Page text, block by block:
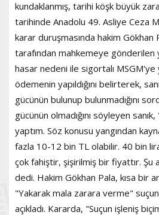
kundaklanmış, tarihi köşk büyük
tarihinde Anadolu 49. Asliye Ceza
karar duruşmasında hakim
tarafından mahkemeye gönderilen
hasar nedeni ile sigortalı MSGM'ye
ödemenin yapıldığını belirterek,
gücünün bulunup bulunmadığını
gücünün olmadığını söyleyen
yaptım. Söz konusu yangından
fazla 10-12 bin TL olabilir. 40 bin
çok fahiştir, şişirilmiş bir fiyattır.
dedi. Hakim Gökhan Pala, kısa bir
"Yakarak mala zarara verme"
açıkladı. Kararda, "Suçun işleniş